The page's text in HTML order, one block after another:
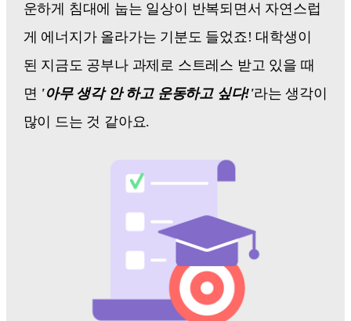
운하게 침대에 눕는 일상이 반복되면서 자연스럽
게 에너지가 올라가는 기분도 들었죠! 대학생이
된 지금도 공부나 과제로 스트레스 받고 있을 때
면 '아무 생각 안 하고 운동하고 싶다!'라는 생각이
많이 드는 것 같아요.